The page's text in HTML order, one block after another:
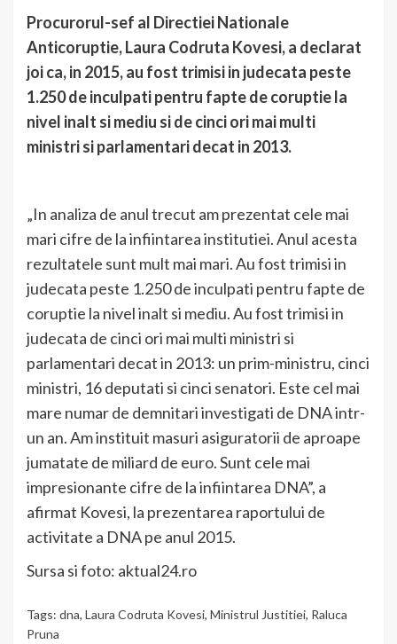
Procurorul-sef al Directiei Nationale
Anticoruptie, Laura Codruta Kovesi, a declarat
joi ca, in 2015, au fost trimisi in judecata peste
1.250 de inculpati pentru fapte de coruptie la
nivel inalt si mediu si de cinci ori mai multi
ministri si parlamentari decat in 2013.
„In analiza de anul trecut am prezentat cele mai
mari cifre de la infiintarea institutiei. Anul acesta
rezultatele sunt mult mai mari. Au fost trimisi in
judecata peste 1.250 de inculpati pentru fapte de
coruptie la nivel inalt si mediu. Au fost trimisi in
judecata de cinci ori mai multi ministri si
parlamentari decat in 2013: un prim-ministru, cinci
ministri, 16 deputati si cinci senatori. Este cel mai
mare numar de demnitari investigati de DNA intr-
un an. Am instituit masuri asiguratorii de aproape
jumatate de miliard de euro. Sunt cele mai
impresionante cifre de la infiintarea DNA”, a
afirmat Kovesi, la prezentarea raportului de
activitate a DNA pe anul 2015.
Sursa si foto: aktual24.ro
Tags: dna, Laura Codruta Kovesi, Ministrul Justitiei, Raluca
Pruna